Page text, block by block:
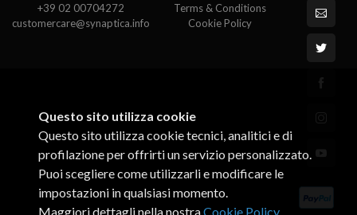
+39 02 00704272
customercare@synaptica.info
Terms & Conditions
Cookie Policy
Questo sito utilizza cookie
Questo sito utilizza cookie tecnici, analitici e di
profilazione per offrirti un servizio personalizzato.
Puoi scegliere come utilizzarli e modificare le
impostazioni in qualsiasi momento.
Maggiori dettagli nella nostraCookie Policy.